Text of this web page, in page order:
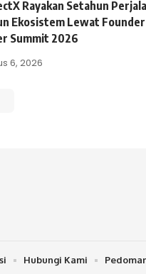
Rayakan Setahun
Ekosistem Lewat
Summit 2026
6, 2026
Hubungi Kami